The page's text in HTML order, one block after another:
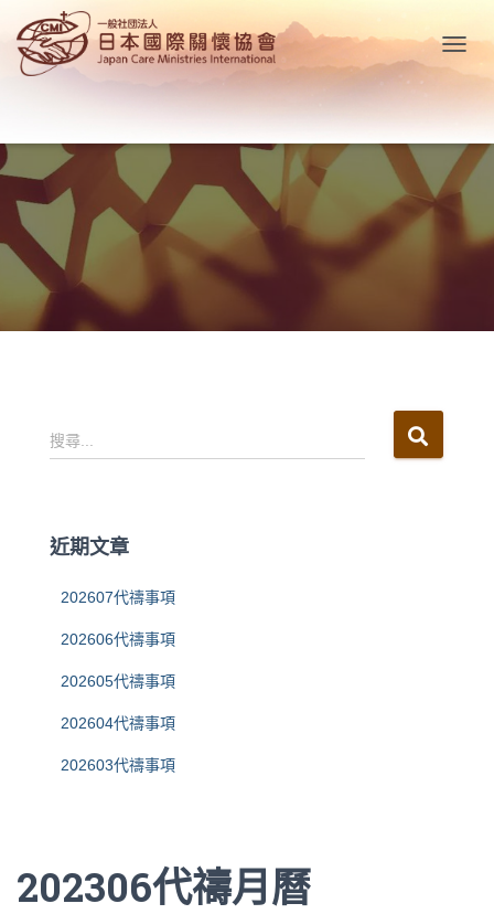
L
E
N
I
搜
尋
:
搜尋...
近期文章
202607代禱事項
202606代禱事項
202605代禱事項
202604代禱事項
202603代禱事項
202306代禱月曆